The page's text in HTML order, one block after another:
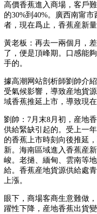
高價香蕉進入商場，客戶
的30%到40%。廣西南甯
者，現在爲止，香蕉産新
黃老板：再去一兩個月，
了，便是頂峰期。口感能
手的。
據高潮网站剖析師劉帥介
受氣候影響，導致産地貨
域香蕉推延上市，導致現
劉帥：7月末8月初，産地
供給緊缺引起的。受上一
的香蕉上市時刻向後推延
新。海南區域進入香蕉産
峻。老撾、緬甸、雲南等
給。香蕉産地貨源供給處
上漲。
眼下，商場客商生意難做
躍性下降，産地香蕉出貨